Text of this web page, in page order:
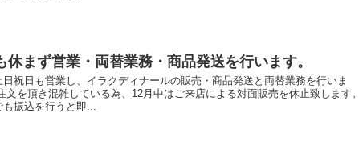
休まず営業・両替業務・商品発送を行います。
祝日も営業し、イラクディナールの販売・商品発送と両替業務を行いま
を頂き混雑している為、12月中はご来店による対面販売を休止致します。
振込を行うと即...